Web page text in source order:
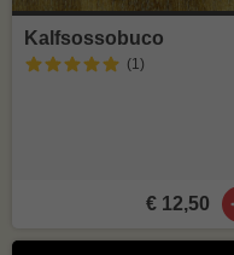
Kalfsossobuco
(1 )
€ 12,50